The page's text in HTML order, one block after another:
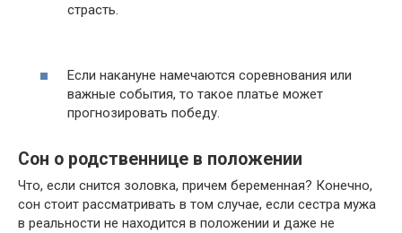
страсть.
Если накануне намечаются соревнования или
важные события, то такое платье может
прогнозировать победу.
Сон о родственнице в положении
Что, если снится золовка, причем беременная? Конечно,
сон стоит рассматривать в том случае, если сестра мужа
в реальности не находится в положении и даже не